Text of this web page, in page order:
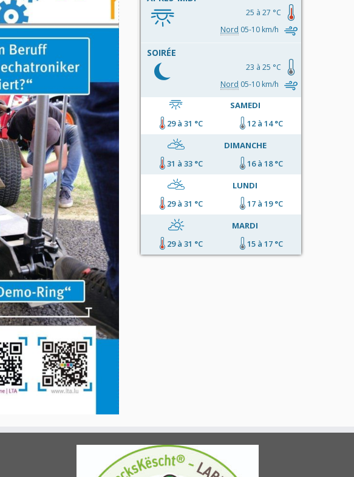
25 à 27 °C
Nord 05-10 km/h
SOIRÉE
23 à 25 °C
Nord 05-10 km/h
SAMEDI
29 à 31 °C
12 à 14 °C
DIMANCHE
31 à 33 °C
16 à 18 °C
LUNDI
29 à 31 °C
17 à 19 °C
MARDI
29 à 31 °C
15 à 17 °C